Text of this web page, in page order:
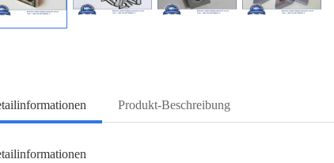
Produkt-Beschreibung